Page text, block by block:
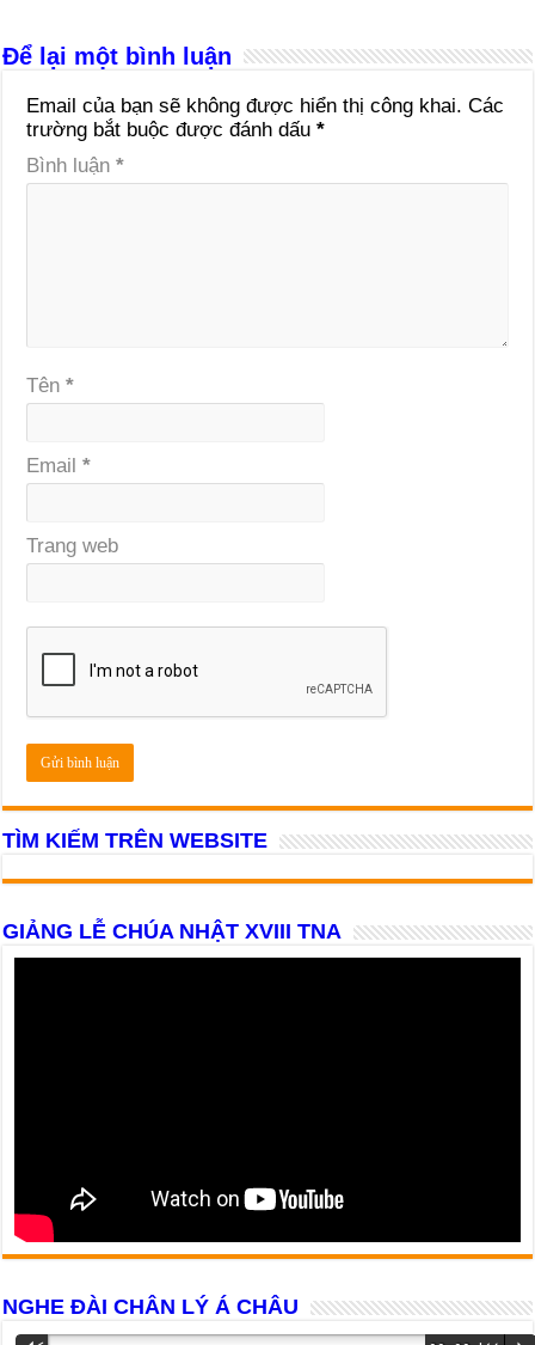
Để lại một bình luận
Email của bạn sẽ không được hiển thị công khai. Các
trường bắt buộc được đánh dấu*
Bình luận*
Tên*
Email*
Trang web
TÌM KIẾM TRÊN WEBSITE
GIẢNG LỄ CHÚA NHẬT XVIII TNA
NGHE ĐÀI CHÂN LÝ Á CHÂU